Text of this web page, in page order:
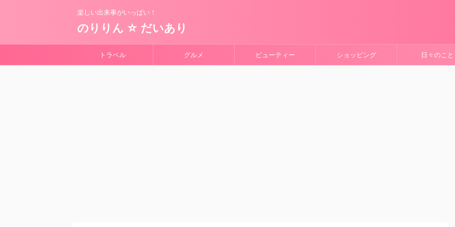
楽しい出来事がいっぱい！
のりりん ☆ だいあり
トラベル グルメ ビューティー ショッピング 日々のこと